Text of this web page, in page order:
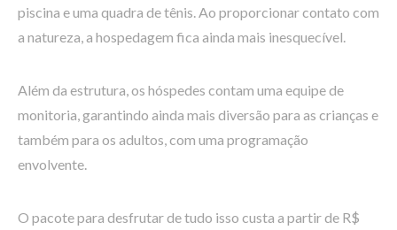
piscina e uma quadra de tênis. Ao proporcionar contato com
a natureza, a hospedagem fica ainda mais inesquecível.
Além da estrutura, os hóspedes contam uma equipe de
monitoria, garantindo ainda mais diversão para as crianças e
também para os adultos, com uma programação
envolvente.
O pacote para desfrutar de tudo isso custa a partir de R$